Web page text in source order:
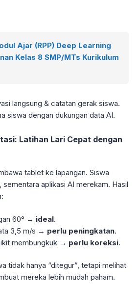
Ajar (RPP) Deep Learning
Kelas 8 SMP/MTs Kurikulum
langsung & catatan gerak siswa.
siswa dengan dukungan data AI.
Latihan Lari Cepat dengan
tablet ke lapangan. Siswa
sementara aplikasi AI merekam. Hasil
60° → ideal.
3,5 m/s → perlu peningkatan.
membungkuk → perlu koreksi.
tidak hanya “ditegur”, tetapi melihat
mereka lebih mudah paham.